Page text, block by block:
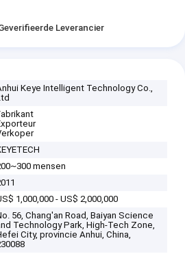
Leverancier
Keye Intelligent Technology Co.,
mensen
1,000,000 - US$ 2,000,000
56, Chang'an Road, Baiyan Science
Technology Park, High-Tech Zone,
City, provincie Anhui, China,